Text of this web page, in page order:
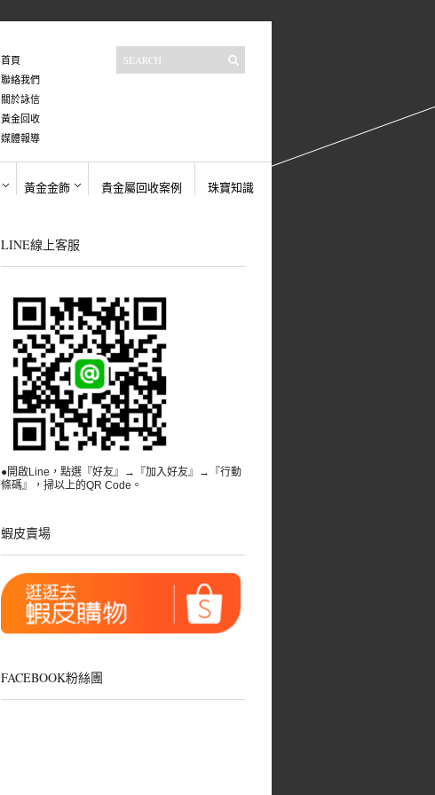
首頁
聯絡我們
關於詠信
黃金回收
媒體報導
黃金金飾 貴金屬回收案例 珠寶知識
LINE線上客服
●開啟Line，點選『好友』→『加入好友』→『行動
條碼』，掃以上的QR Code。
蝦皮賣場
FACEBOOK粉絲團